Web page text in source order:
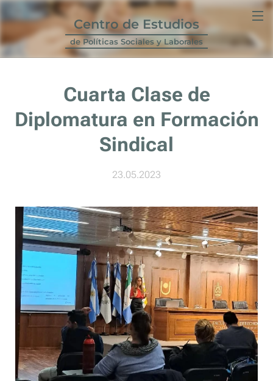
Centro de Estudios
de Políticas Sociales y Laborales
Cuarta Clase de
Diplomatura en Formación
Sindical
23.05.2023